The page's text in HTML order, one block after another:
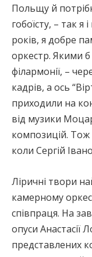
Польщу й
гобоїсту, – так я
років, я добре
оркестр. Якими
філармонії, –
кадрів, а ось
приходили на
від музики
композицій.
коли Сергій
Ліричні твори
камерному
співпраця. На
опуси Анастасії
представлених